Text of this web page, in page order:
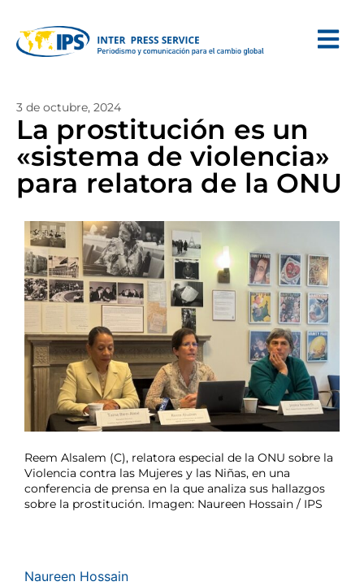
3 de octubre, 2024
La prostitución es un
«sistema de violencia»
para relatora de la ONU
Reem Alsalem (C), relatora especial de la ONU sobre la
Violencia contra las Mujeres y las Niñas, en una
conferencia de prensa en la que analiza sus hallazgos
sobre la prostitución. Imagen: Naureen Hossain / IPS
Naureen Hossain